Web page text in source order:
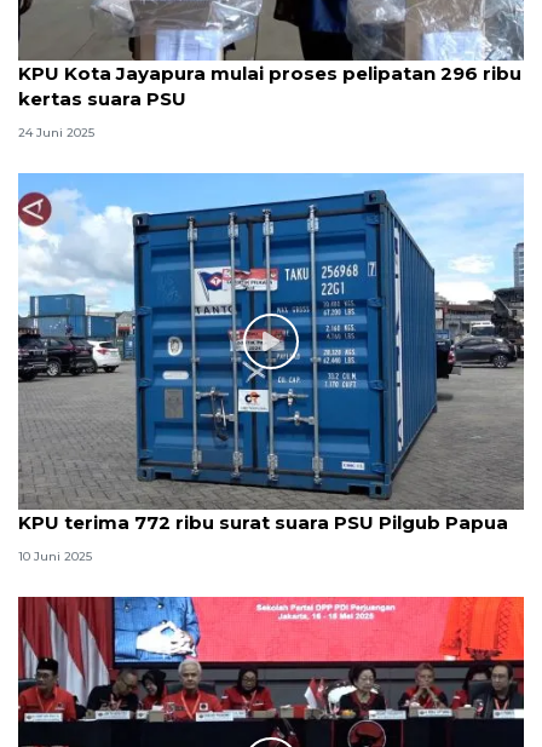
KPU Kota Jayapura mulai proses pelipatan 296 ribu
kertas suara PSU
24 Juni 2025
KPU terima 772 ribu surat suara PSU Pilgub Papua
10 Juni 2025